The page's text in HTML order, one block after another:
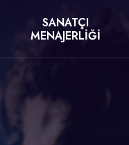
SANATÇI
MENAJERLIĞI